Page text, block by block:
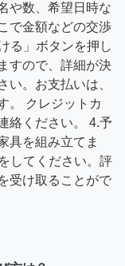
や数、希望日時な
で金額などの交渉
る」ボタンを押し
すので、詳細が決
い。お支払いは、
。 クレジットカ
絡ください。 4.予
具を組み立てま
してください。評
受け取ることがで